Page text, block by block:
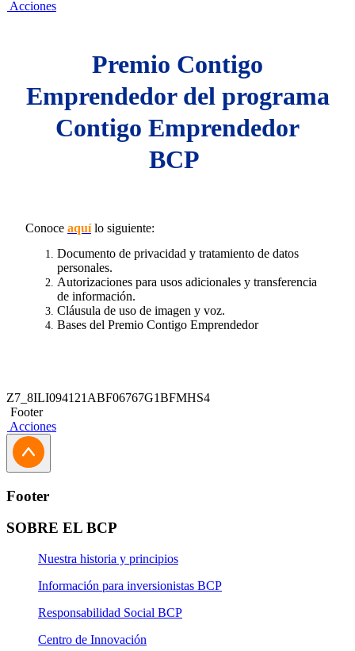
Acciones
Premio Contigo
Emprendedor del programa
Contigo Emprendedor
BCP
Conoce aquí lo siguiente:
Documento de privacidad y tratamiento de datos
personales.
Autorizaciones para usos adicionales y transferencia
de información.
Cláusula de uso de imagen y voz.
Bases del Premio Contigo Emprendedor
Z7_8ILI094121ABF06767G1BFMHS4
Footer
Acciones
Footer
SOBRE EL BCP
Nuestra historia y principios
Información para inversionistas BCP
Responsabilidad Social BCP
Centro de Innovación